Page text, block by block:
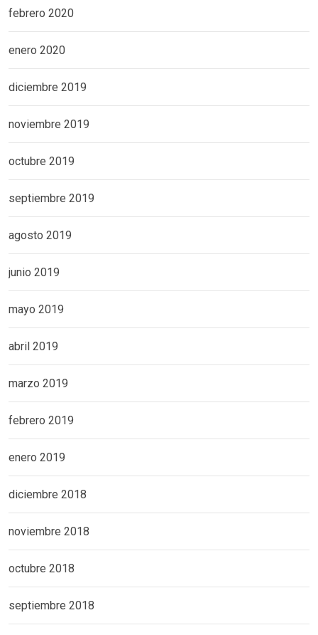
febrero 2020
enero 2020
diciembre 2019
noviembre 2019
octubre 2019
septiembre 2019
agosto 2019
junio 2019
mayo 2019
abril 2019
marzo 2019
febrero 2019
enero 2019
diciembre 2018
noviembre 2018
octubre 2018
septiembre 2018